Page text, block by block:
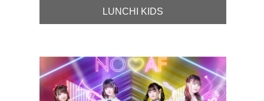
LUNCHI KIDS